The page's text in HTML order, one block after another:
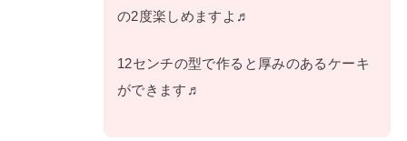
の2度楽しめますよ♬
12センチの型で作ると厚みのあるケーキ
ができます♬